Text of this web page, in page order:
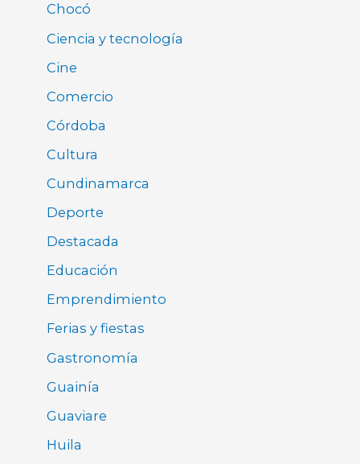
Chocó
Ciencia y tecnología
Cine
Comercio
Córdoba
Cultura
Cundinamarca
Deporte
Destacada
Educación
Emprendimiento
Ferias y fiestas
Gastronomía
Guainía
Guaviare
Huila